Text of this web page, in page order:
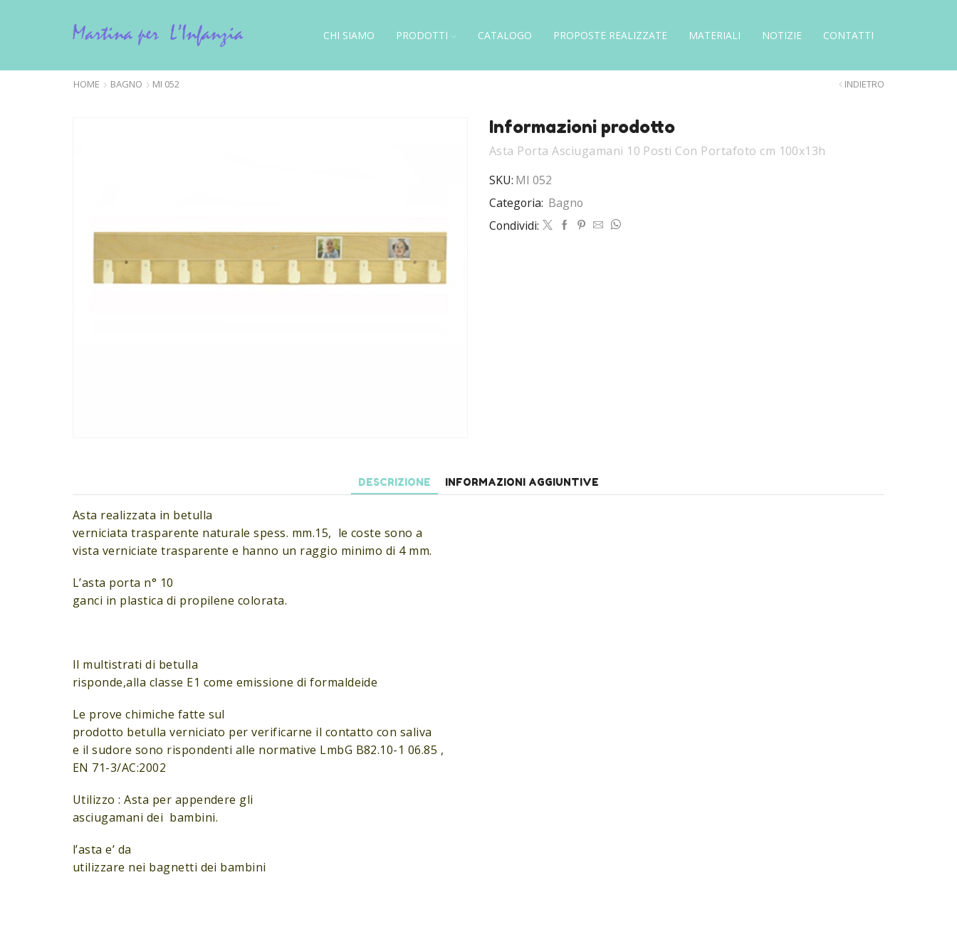
CHI SIAMO PRODOTTI CATALOGO PROPOSTE REALIZZATE MATERIALI NOTIZIE CONTATTI
HOME BAGNO MI 052 INDIETRO
Informazioni prodotto
Asta Porta Asciugamani 10 Posti Con Portafoto cm 100x13h
SKU: MI 052
Categoria: Bagno
Condividi:
DESCRIZIONE INFORMAZIONI AGGIUNTIVE
Asta realizzata in betulla
verniciata trasparente naturale spess. mm.15, le coste sono a
vista verniciate trasparente e hanno un raggio minimo di 4 mm.
L’asta porta n° 10
ganci in plastica di propilene colorata.
Il multistrati di betulla
risponde,alla classe E1 come emissione di formaldeide
Le prove chimiche fatte sul
prodotto betulla verniciato per verificarne il contatto con saliva
e il sudore sono rispondenti alle normative LmbG B82.10-1 06.85 ,
EN 71-3/AC:2002
Utilizzo : Asta per appendere gli
asciugamani dei bambini.
l’asta e’ da
utilizzare nei bagnetti dei bambini